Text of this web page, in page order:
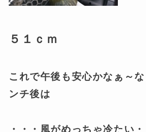
５１ｃｍ
これで午後も安心かなぁ～
ンチ後は
・・・風がめっちゃ冷たい・